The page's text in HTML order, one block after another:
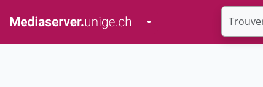
Toggle Dropdown